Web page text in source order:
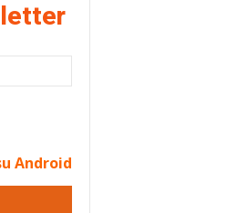
Android